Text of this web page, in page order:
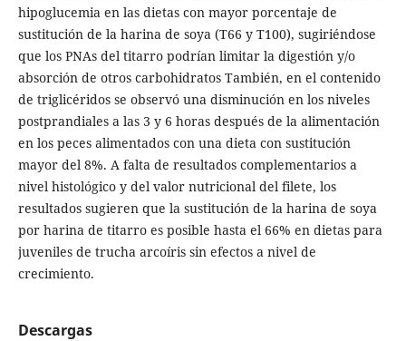
hipoglucemia en las dietas con mayor porcentaje de
sustitución de la harina de soya (T66 y T100), sugiriéndose
que los PNAs del titarro podrían limitar la digestión y/o
absorción de otros carbohidratos También, en el contenido
de triglicéridos se observó una disminución en los niveles
postprandiales a las 3 y 6 horas después de la alimentación
en los peces alimentados con una dieta con sustitución
mayor del 8%. A falta de resultados complementarios a
nivel histológico y del valor nutricional del filete, los
resultados sugieren que la sustitución de la harina de soya
por harina de titarro es posible hasta el 66% en dietas para
juveniles de trucha arcoíris sin efectos a nivel de
crecimiento.
Descargas